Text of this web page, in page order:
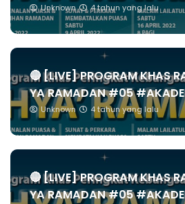
Unknown 4 tahun yang lalu
🔴 [LIVE] PROGRAM KHAS
YA RAMADAN #05
Unknown 4 tahun yang lalu
🔴 [LIVE] PROGRAM KHAS
YA RAMADAN #05